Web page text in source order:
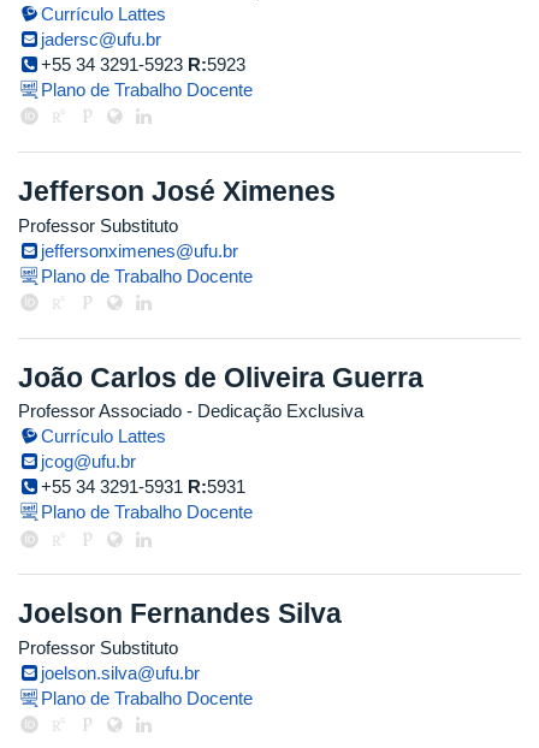
Currículo Lattes
jadersc@ufu.br
+55 34 3291-5923 R:5923
Plano de Trabalho Docente
Jefferson José Ximenes
Professor Substituto
jeffersonximenes@ufu.br
Plano de Trabalho Docente
João Carlos de Oliveira Guerra
Professor Associado - Dedicação Exclusiva
Currículo Lattes
jcog@ufu.br
+55 34 3291-5931 R:5931
Plano de Trabalho Docente
Joelson Fernandes Silva
Professor Substituto
joelson.silva@ufu.br
Plano de Trabalho Docente